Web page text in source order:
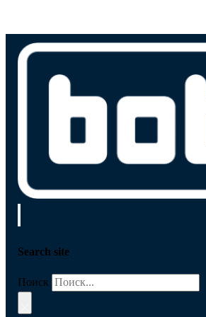
Search site
Поиск
×